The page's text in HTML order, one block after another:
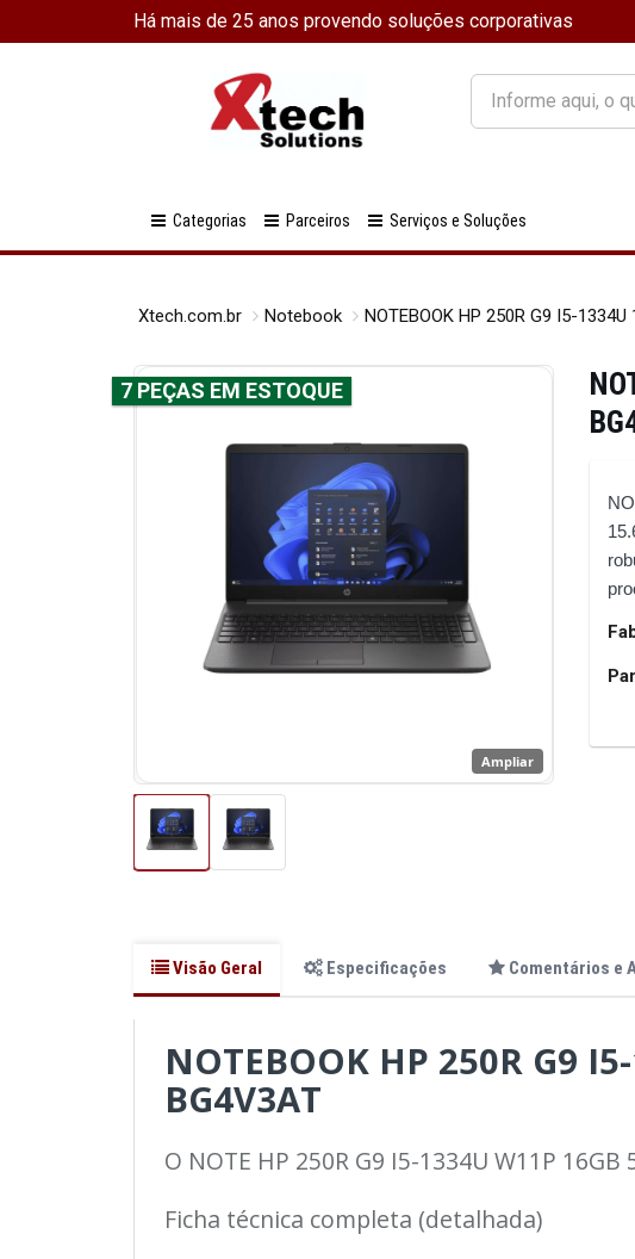
Há mais de 25 anos provendo soluções corporativas
O
que
você
Categorias Parceiros Serviços e Soluções
Xtech.com.br Notebook NOTEBOOK HP 250R G9 I5-
7 PEÇAS EM ESTOQUE
Ampliar
Visão Geral Especificações Comentários e
NOTEBOOK HP 250R G9
BG4V3AT
O NOTE HP 250R G9 I5-1334U W11P
Ficha técnica completa (detalhada)